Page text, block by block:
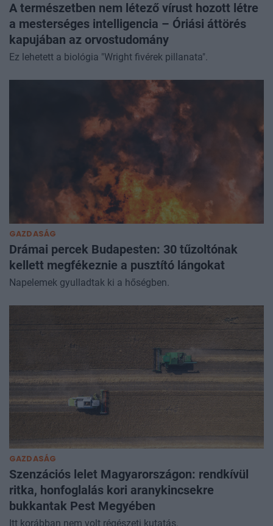
A természetben nem létező vírust hozott létre
a mesterséges intelligencia – Óriási áttörés
kapujában az orvostudomány
Ez lehetett a biológia "Wright fivérek pillanata".
GAZDASÁG
Drámai percek Budapesten: 30 tűzoltónak
kellett megfékeznie a pusztító lángokat
Napelemek gyulladtak ki a hőségben.
GAZDASÁG
Szenzációs lelet Magyarországon: rendkívül
ritka, honfoglalás kori aranykincsekre
bukkantak Pest Megyében
Itt korábban nem volt régészeti kutatás.